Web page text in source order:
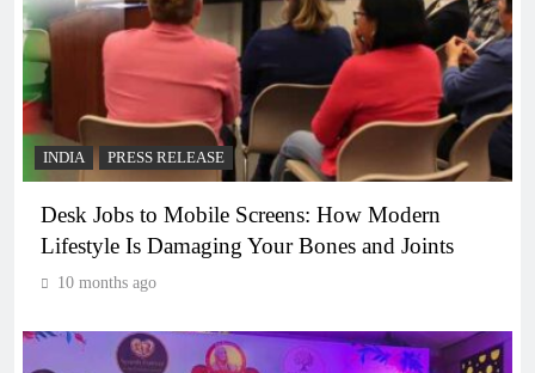
INDIA PRESS RELEASE
Desk Jobs to Mobile Screens: How Modern
Lifestyle Is Damaging Your Bones and Joints
10 months ago